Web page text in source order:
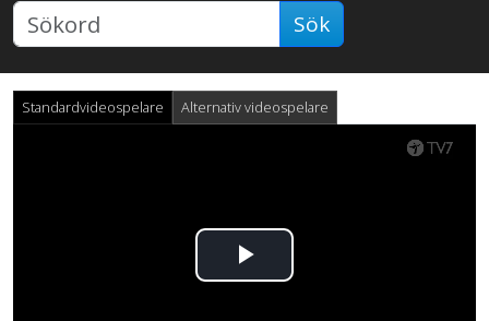
Sök
Standardvideospelare Alternativ videospelare
Spela